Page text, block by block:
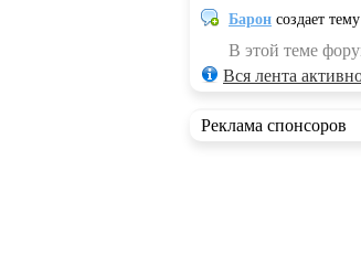
Барон создает тему
В этой теме
Вся лента
Реклама спонсоров